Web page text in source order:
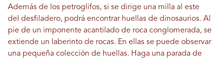
Además de los petroglifos, si se dirige una milla al este
del desfiladero, podrá encontrar huellas de dinosaurios. Al
pie de un imponente acantilado de roca conglomerada, se
extiende un laberinto de rocas. En ellas se puede observar
una pequeña colección de huellas. Haga una parada de